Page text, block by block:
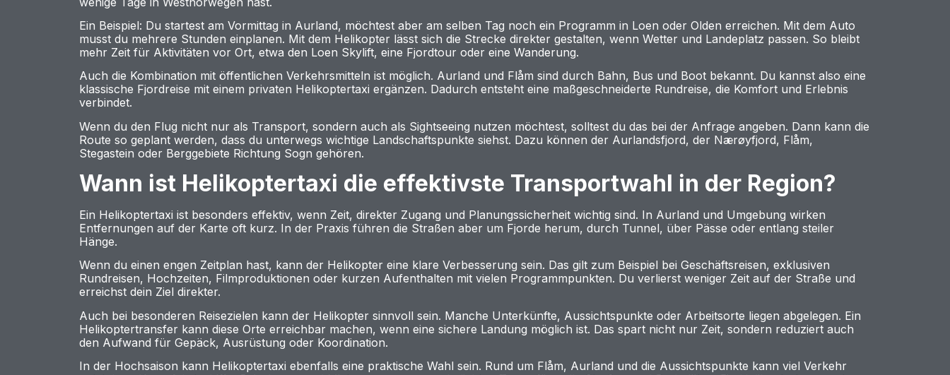
Ein Beispiel: Du startest am Vormittag in Aurland, möchtest aber am selben Tag noch ein Programm in Loen oder Olden erreichen. Mit dem Auto
musst du mehrere Stunden einplanen. Mit dem Helikopter lässt sich die Strecke direkter gestalten, wenn Wetter und Landeplatz passen. So bleibt
mehr Zeit für Aktivitäten vor Ort, etwa den Loen Skylift, eine Fjordtour oder eine Wanderung.
Auch die Kombination mit öffentlichen Verkehrsmitteln ist möglich. Aurland und Flåm sind durch Bahn, Bus und Boot bekannt. Du kannst also eine
klassische Fjordreise mit einem privaten Helikoptertaxi ergänzen. Dadurch entsteht eine maßgeschneiderte Rundreise, die Komfort und Erlebnis
verbindet.
Wenn du den Flug nicht nur als Transport, sondern auch als Sightseeing nutzen möchtest, solltest du das bei der Anfrage angeben. Dann kann die
Route so geplant werden, dass du unterwegs wichtige Landschaftspunkte siehst. Dazu können der Aurlandsfjord, der Nærøyfjord, Flåm,
Stegastein oder Berggebiete Richtung Sogn gehören.
Wann ist Helikoptertaxi die effektivste Transportwahl in der Region?
Ein Helikoptertaxi ist besonders effektiv, wenn Zeit, direkter Zugang und Planungssicherheit wichtig sind. In Aurland und Umgebung wirken
Entfernungen auf der Karte oft kurz. In der Praxis führen die Straßen aber um Fjorde herum, durch Tunnel, über Pässe oder entlang steiler
Hänge.
Wenn du einen engen Zeitplan hast, kann der Helikopter eine klare Verbesserung sein. Das gilt zum Beispiel bei Geschäftsreisen, exklusiven
Rundreisen, Hochzeiten, Filmproduktionen oder kurzen Aufenthalten mit vielen Programmpunkten. Du verlierst weniger Zeit auf der Straße und
erreichst dein Ziel direkter.
Auch bei besonderen Reisezielen kann der Helikopter sinnvoll sein. Manche Unterkünfte, Aussichtspunkte oder Arbeitsorte liegen abgelegen. Ein
Helikoptertransfer kann diese Orte erreichbar machen, wenn eine sichere Landung möglich ist. Das spart nicht nur Zeit, sondern reduziert auch
den Aufwand für Gepäck, Ausrüstung oder Koordination.
In der Hochsaison kann Helikoptertaxi ebenfalls eine praktische Wahl sein. Rund um Flåm, Aurland und die Aussichtspunkte kann viel Verkehr